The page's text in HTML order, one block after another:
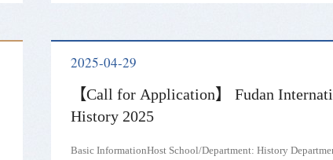
2025-04-29
【Call for Application】 Fudan
History 2025
Basic InformationHost School/Department: History